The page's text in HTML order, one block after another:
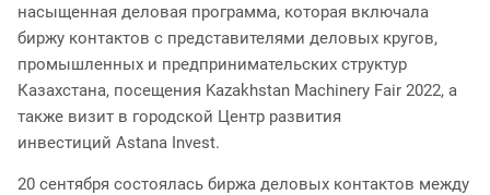
насыщенная деловая программа, которая включала
биржу контактов с представителями деловых кругов,
промышленных и предпринимательских структур
Казахстана, посещения Kazakhstan Machinery Fair 2022, а
также визит в городской Центр развития
инвестиций Astana Invest.
20 сентября состоялась биржа деловых контактов между